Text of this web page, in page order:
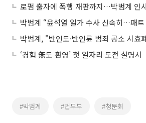
박범계, "반인도·반인륜 범죄 공소 시효
‘경험 無도 환영’ 첫 일자리 도전 설명서
#박범계 #법무부 #청문회